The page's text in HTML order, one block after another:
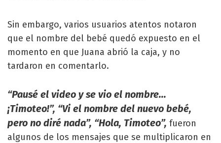
Sin embargo, varios usuarios atentos notaron
que el nombre del bebé quedó expuesto en el
momento en que Juana abrió la caja, y no
tardaron en comentarlo.
“Pausé el video y se vio el nombre...
¡Timoteo!”, “Vi el nombre del nuevo bebé,
pero no diré nada”, “Hola, Timoteo”, fueron
algunos de los mensajes que se multiplicaron en